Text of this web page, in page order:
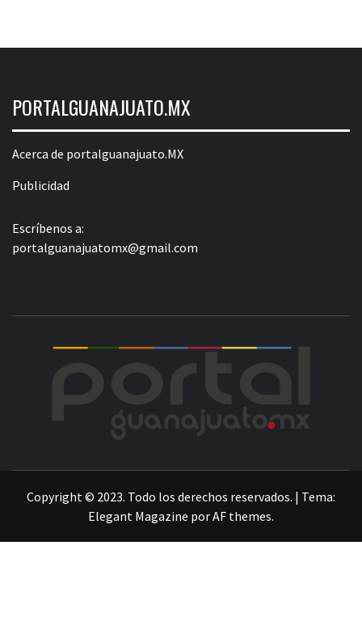
PORTALGUANAJUATO.MX
Acerca de portalguanajuato.MX
Publicidad
Escríbenos a:
portalguanajuatomx@gmail.com
Copyright © 2023. Todo los derechos reservados. | Tema:
Elegant Magazine porAF themes.